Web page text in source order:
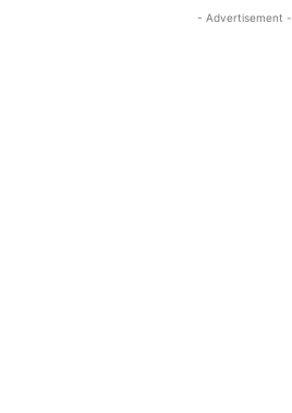
- Advertisement -